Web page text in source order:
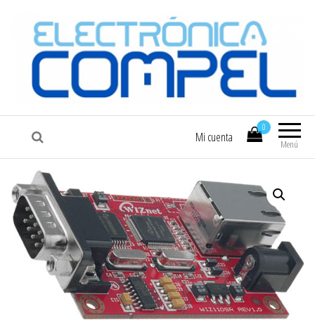
COMPEL Electrónica COMPEL
Menú
0
Mi cuenta